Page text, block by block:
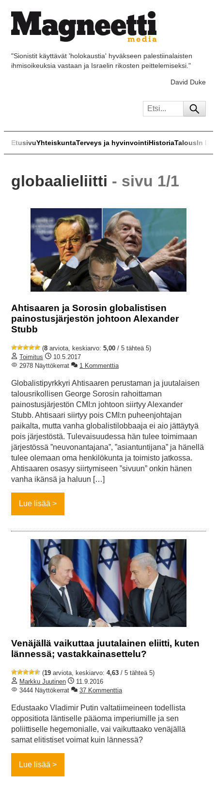
"Sionistit käyttävät 'holokaustia' hyväkseen palestiinalaisten
ihmisoikeuksia vastaan ja Israelin rikosten peittelemiseksi."
David Duke
EtusivuYhteiskuntaTerveys ja hyvinvointiHistoriaTalousIn
globaalieliitti - sivu 1/1
Ahtisaaren ja Sorosin globalistisen
painostusjärjestön johtoon Alexander
Stubb
(8 arviota, keskiarvo: 5,00 / 5 tähteä 5)
Toimitus
10.5.2017
2978 Näyttökerrat
1 Kommenttia
Globalistipyrkkyri Ahtisaaren perustaman ja juutalaisen
talousrikollisen George Sorosin rahoittaman
painostusjärjestön CMI:n johtoon siirtyy Alexander
Stubb. Ahtisaari siirtyy pois CMI:n puheenjohtajan
paikalta, mutta vanha globalistilobbaaja ei aio jättäytyä
pois järjestöstä. Tulevaisuudessa hän tulee toimimaan
järjestössä ”neuvonantajana”, ”asiantuntijana” ja hänellä
tulee olemaan oma henkilökunta ja toimisto jatkossa.
Ahtisaaren osasyy siirtymiseen ”sivuun” onkin hänen
vanha ikänsä ja haluun […]
Lue lisää
Venäjällä vaikuttaa juutalainen eliitti, kuten
lännessä; vastakkainasettelu?
(19 arviota, keskiarvo: 4,63 / 5 tähteä 5)
Markku Juutinen
11.9.2016
3444 Näyttökerrat
37 Kommenttia
Edustaako Vladimir Putin valtatiimeineen todellista
oppositiota läntiselle pääoma imperiumille ja sen
poliittiselle hegemonialle, vai vaikuttaako venäjällä
samat elitistiset voimat kuin lännessä?
Lue lisää